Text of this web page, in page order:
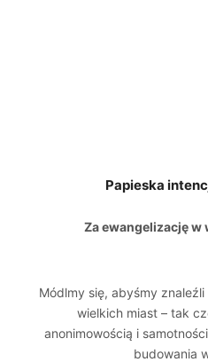
Papieska
Za ewangelizację w
Módlmy się, abyśmy
wielkich miast – tak
anonimowością i
budowania